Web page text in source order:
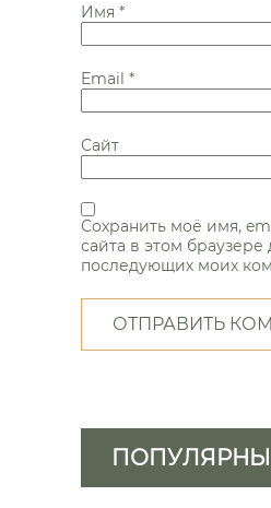
Имя *
Email *
Сайт
Сохранить моё имя,
сайта в этом браузере
последующих моих